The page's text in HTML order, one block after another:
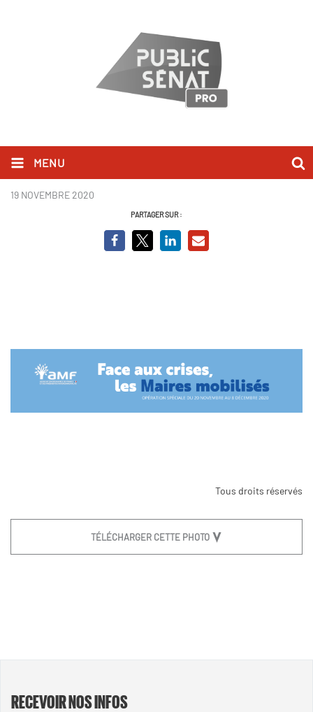
MENU
face aux crises 2
19 NOVEMBRE 2020
PARTAGER SUR :
Tous droits réservés
TÉLÉCHARGER CETTE PHOTO
RECEVOIR NOS INFOS